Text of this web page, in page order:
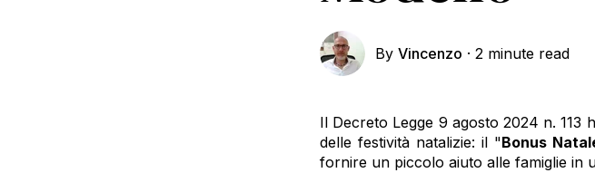
ByVincenzo ·2 minute read
Il Decreto Legge 9 agosto 2024 n.
delle festività natalizie: il "Bonus
fornire un piccolo aiuto alle famiglie in